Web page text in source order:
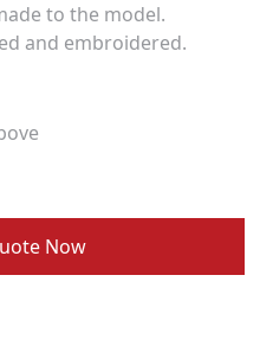
to the model.
and embroidered.
Now